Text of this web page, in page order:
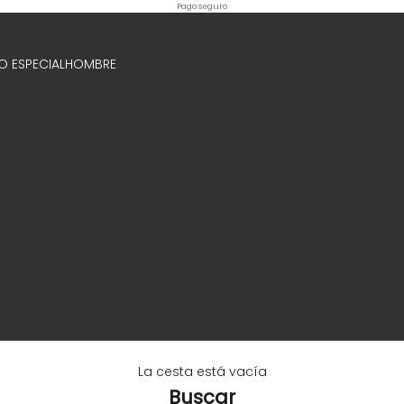
Pago seguro
ESPECIALHOMBRE
La cesta está vacía
Buscar